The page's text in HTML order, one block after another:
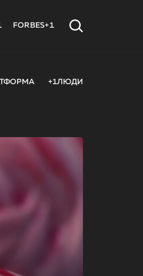
FORBES+1
+1ЛЮДИ